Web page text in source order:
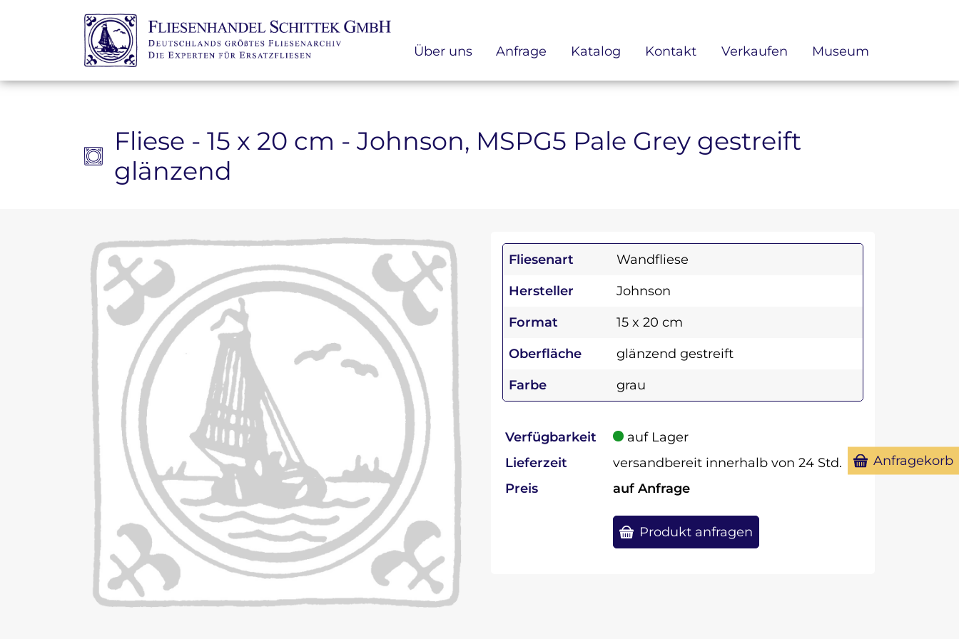
Zum Inhalt springen
Über uns Anfrage Katalog Kontakt Verkaufen Museum
Fliese - 15 x 20 cm - Johnson, MSPG5 Pale Grey gestreift
glänzend
Fliesenart
Wandfliese
Hersteller
Johnson
Format
15 x 20 cm
Oberfläche
glänzend gestreift
Farbe
grau
Verfügbarkeit
auf Lager
Lieferzeit
versandbereit innerhalb von 24 Std.
Preis
auf Anfrage
Produkt anfragen
Anfragekorb